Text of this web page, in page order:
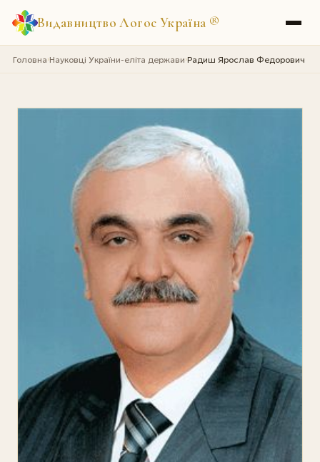
Видавництво Логос Україна ®
Головна›Науковці України-еліта держави›Радиш Ярослав Федорович